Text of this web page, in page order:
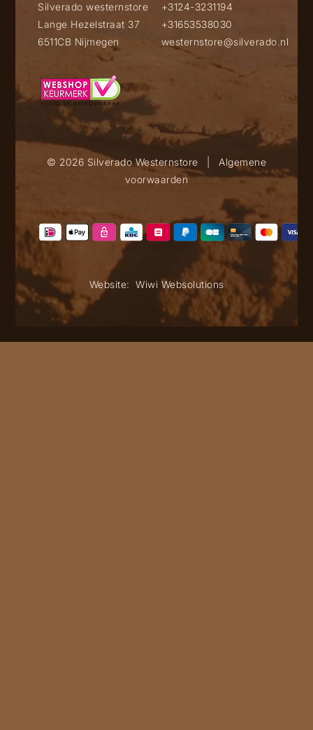
Silverado westernstore
Lange Hezelstraat 37
6511CB Nijmegen
+3124-3231194
+31653538030
westernstore@silverado.nl
© 2026 Silverado Westernstore
Algemene
voorwaarden
Website: Wiwi Websolutions